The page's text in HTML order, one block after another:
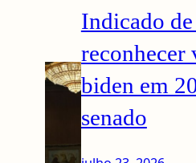
Indicado
reconhecer
biden em
senado